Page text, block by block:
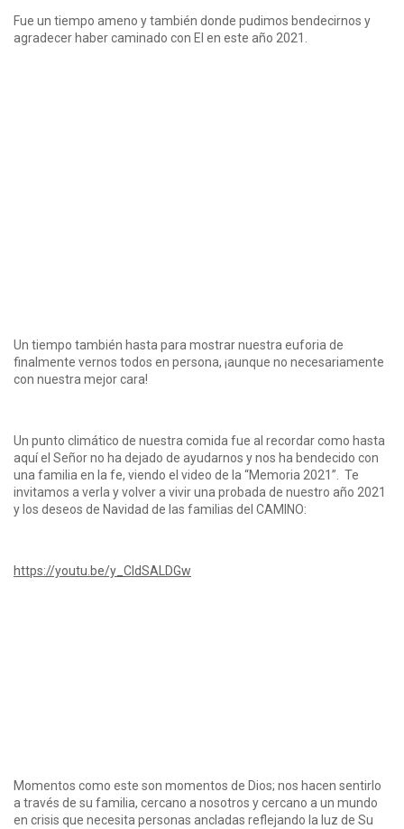
Fue un tiempo ameno y también donde pudimos bendecirnos y
agradecer haber caminado con El en este año 2021.
Un tiempo también hasta para mostrar nuestra euforia de
finalmente vernos todos en persona, ¡aunque no necesariamente
con nuestra mejor cara!
Un punto climático de nuestra comida fue al recordar como hasta
aquí el Señor no ha dejado de ayudarnos y nos ha bendecido con
una familia en la fe, viendo el video de la “Memoria 2021”. Te
invitamos a verla y volver a vivir una probada de nuestro año 2021
y los deseos de Navidad de las familias del CAMINO:
https://youtu.be/y_CIdSALDGw
Momentos como este son momentos de Dios; nos hacen sentirlo
a través de su familia, cercano a nosotros y cercano a un mundo
en crisis que necesita personas ancladas reflejando la luz de Su